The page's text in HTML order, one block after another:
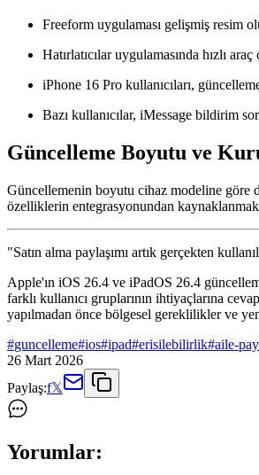
Freeform uygulaması gelişmiş resim
Hatırlatıcılar uygulamasında hızlı
iPhone 16 Pro kullanıcıları,
Bazı kullanıcılar, iMessage bildirim
Güncelleme Boyutu ve
Güncellemenin boyutu cihaz modeline göre
özelliklerin entegrasyonundan
"Satın alma paylaşımı artık gerçekten
Apple'ın iOS 26.4 ve iPadOS 26.4
farklı kullanıcı gruplarının ihtiyaçlarına
yapılmadan önce bölgesel gereklilikler ve
#guncelleme#ios#ipad#erisilebilirlik#aile-
26 Mart 2026
Paylaş:f𝕏
Yorumlar: